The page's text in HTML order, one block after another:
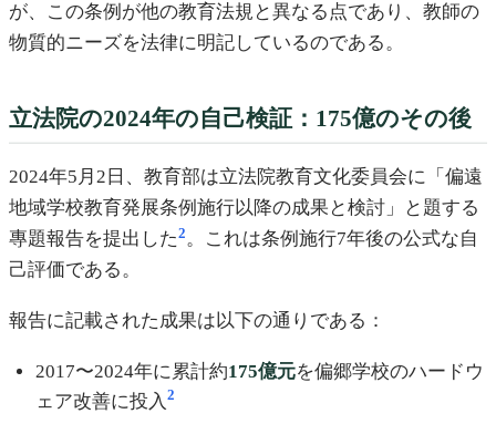
が、この条例が他の教育法規と異なる点であり、教師の
物質的ニーズを法律に明記しているのである。
立法院の2024年の自己検証：175億のその後
2024年5月2日、教育部は立法院教育文化委員会に「偏遠
地域学校教育発展条例施行以降の成果と検討」と題する
專題報告を提出した2。これは条例施行7年後の公式な自
己評価である。
報告に記載された成果は以下の通りである：
2017〜2024年に累計約175億元を偏郷学校のハードウ
ェア改善に投入 2